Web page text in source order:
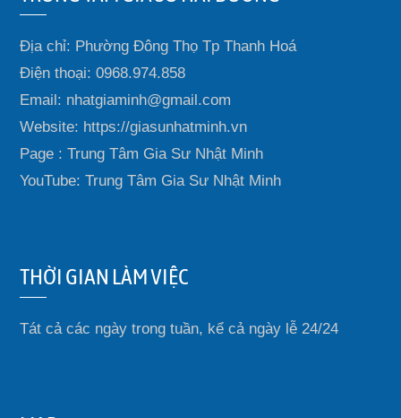
Địa chỉ: Phường Đông Thọ Tp Thanh Hoá
Điện thoại: 0968.974.858
Email: nhatgiaminh@gmail.com
Website: https://giasunhatminh.vn
Page : Trung Tâm Gia Sư Nhật Minh
YouTube: Trung Tâm Gia Sư Nhật Minh
THỜI GIAN LÀM VIỆC
Tát cả các ngày trong tuần, kể cả ngày lễ 24/24